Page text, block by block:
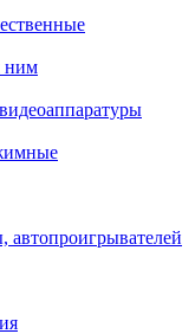
ним
автопроигрывателей